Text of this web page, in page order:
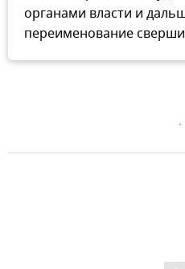
органами власти и
переименование